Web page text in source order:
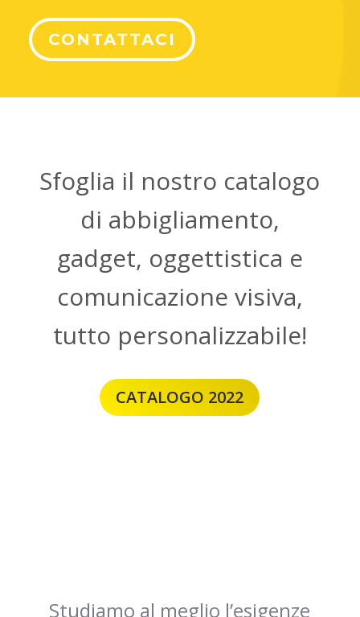
CONTATTACI
Sfoglia il nostro catalogo
di abbigliamento,
gadget, oggettistica e
comunicazione visiva,
tutto personalizzabile!
CATALOGO 2022
Studiamo al meglio l’esigenze